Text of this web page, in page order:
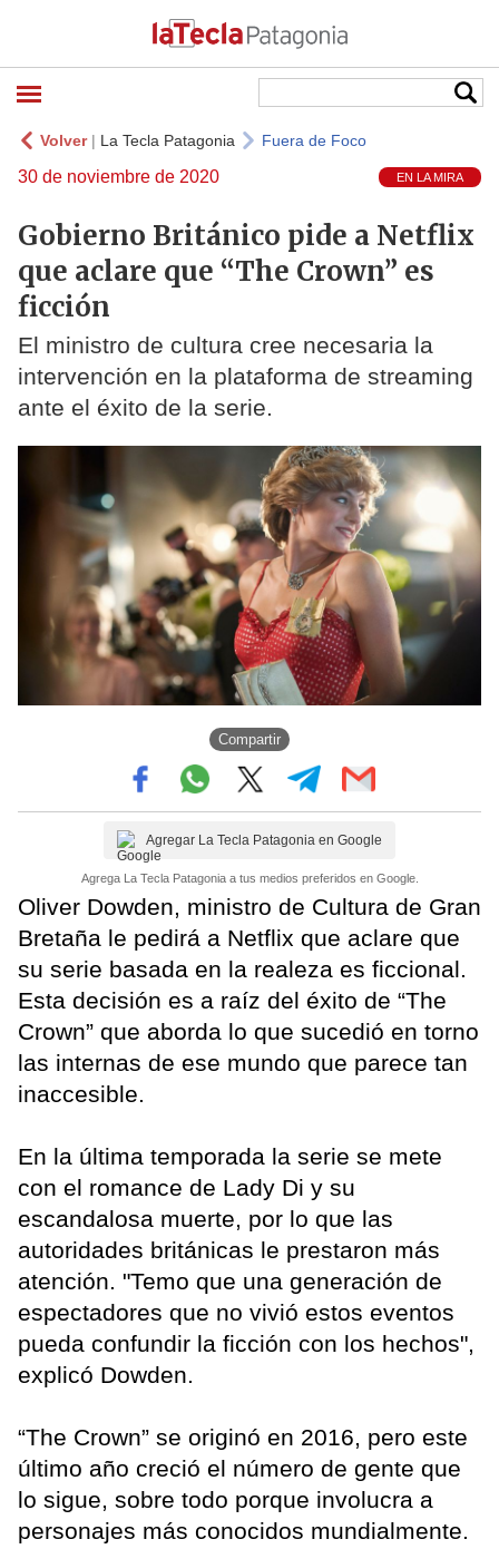
Volver| La Tecla Patagonia Fuera de Foco
30 de noviembre de 2020 EN LA MIRA
Gobierno Británico pide a Netflix
que aclare que “The Crown” es
ficción
El ministro de cultura cree necesaria la
intervención en la plataforma de streaming
ante el éxito de la serie.
Compartir
Agregar La Tecla Patagonia en Google
Agrega La Tecla Patagonia a tus medios preferidos en Google.
Oliver Dowden, ministro de Cultura de Gran
Bretaña le pedirá a Netflix que aclare que
su serie basada en la realeza es ficcional.
Esta decisión es a raíz del éxito de “The
Crown” que aborda lo que sucedió en torno
las internas de ese mundo que parece tan
inaccesible.
En la última temporada la serie se mete
con el romance de Lady Di y su
escandalosa muerte, por lo que las
autoridades británicas le prestaron más
atención. "Temo que una generación de
espectadores que no vivió estos eventos
pueda confundir la ficción con los hechos",
explicó Dowden.
“The Crown” se originó en 2016, pero este
último año creció el número de gente que
lo sigue, sobre todo porque involucra a
personajes más conocidos mundialmente.